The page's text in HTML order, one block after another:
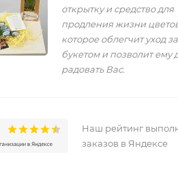
открытку и средство для
продления жизни
которое облегчит уход за
букетом и позволит ему
радовать Вас.
Наш рейтинг
заказов в Яндексе